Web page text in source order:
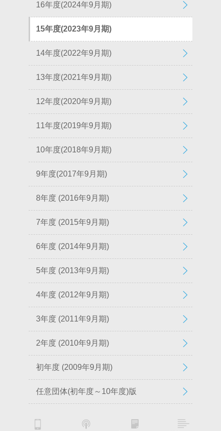
16年度(2024年9月期)
15年度(2023年9月期)
14年度(2022年9月期)
13年度(2021年9月期)
12年度(2020年9月期)
11年度(2019年9月期)
10年度(2018年9月期)
9年度(2017年9月期)
8年度 (2016年9月期)
7年度 (2015年9月期)
6年度 (2014年9月期)
5年度 (2013年9月期)
4年度 (2012年9月期)
3年度 (2011年9月期)
2年度 (2010年9月期)
初年度 (2009年9月期)
任意団体(初年度～10年度)版